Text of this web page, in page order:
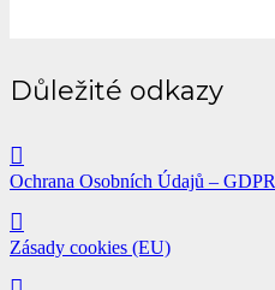
Důležité odkazy
Ochrana Osobních Údajů – GDPR
Zásady cookies (EU)